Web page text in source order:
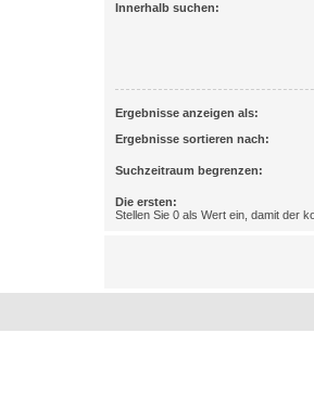
Innerhalb suchen:
Ergebnisse anzeigen als:
Ergebnisse sortieren nach:
Suchzeitraum begrenzen:
Die ersten:
Stellen Sie 0 als Wert ein, damit der